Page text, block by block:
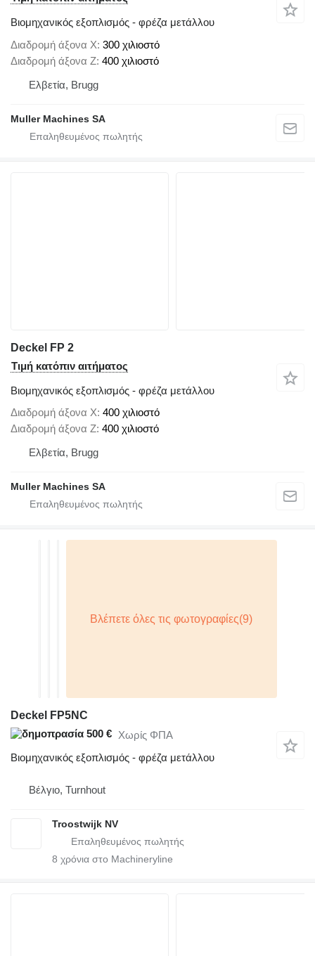
Βιομηχανικός εξοπλισμός - φρέζα μετάλλου
Διαδρομή άξονα X 300 χιλιοστό
Διαδρομή άξονα Z 400 χιλιοστό
Ελβετία, Brugg
Muller Machines SA
Deckel FP 2
Τιμή κατόπιν αιτήματος
Βιομηχανικός εξοπλισμός - φρέζα μετάλλου
Διαδρομή άξονα X 400 χιλιοστό
Διαδρομή άξονα Z 400 χιλιοστό
Ελβετία, Brugg
Muller Machines SA
Deckel FP5NC
500 € Χωρίς ΦΠΑ
Βιομηχανικός εξοπλισμός - φρέζα μετάλλου
Βέλγιο, Turnhout
Troostwijk NV
8 χρόνια στο Machineryline